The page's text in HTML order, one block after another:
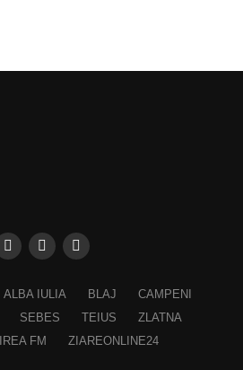
ALBA IULIA BLAJ
CAMPENI
SEBES TEIUS
ZLATNA
FM
ZIAREONLINE24